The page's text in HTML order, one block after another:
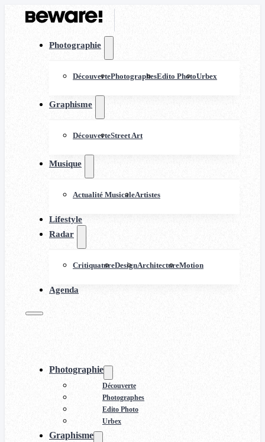
Photographie
DécouvertePhotographesEdito PhotoUrbex
Graphisme
DécouverteStreet Art
Musique
Actualité MusicaleArtistes
Lifestyle
Radar
CritiquatureDesignArchitectureMotion
Agenda
Photographie
Découverte
Photographes
Edito Photo
Urbex
Graphisme